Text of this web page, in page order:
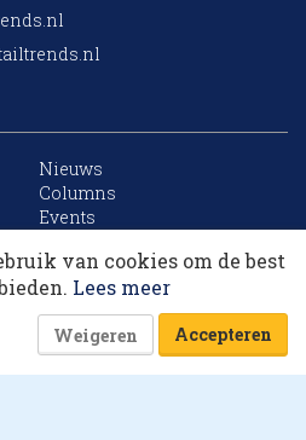
Nieuws
Columns
Events
Sitemap
is powered by
van cookies om de best
Lees meer
Weigeren Accepteren